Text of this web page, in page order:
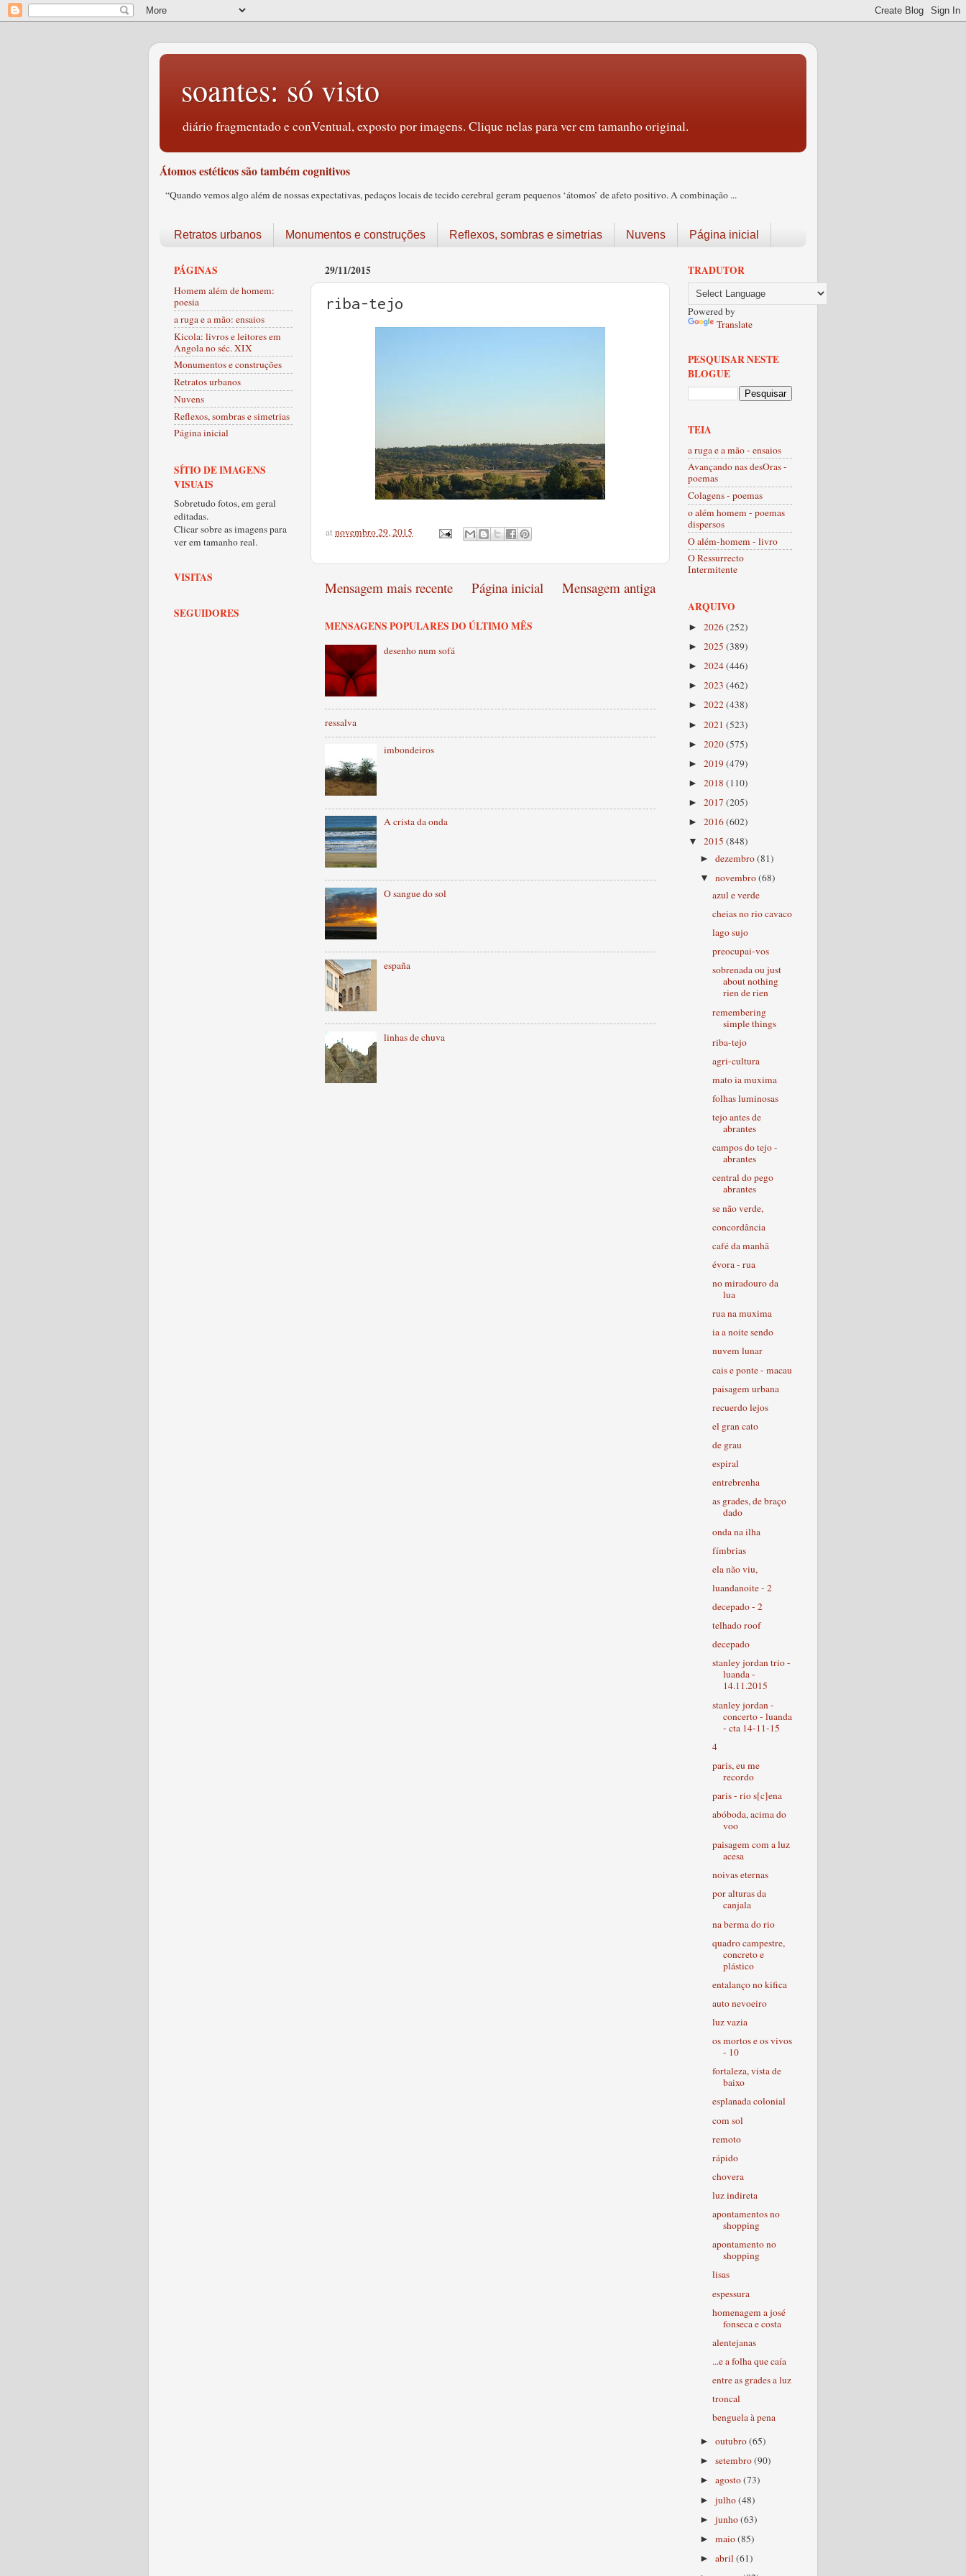
soantes: só visto
diário fragmentado e conVentual, exposto por imagens. Clique nelas para ver em tamanho original.
Átomos estéticos são também cognitivos
“Quando vemos algo além de nossas expectativas, pedaços locais de tecido cerebral geram pequenos ‘átomos’ de afeto positivo. A combinação ...
Retratos urbanos Monumentos e construções Reflexos, sombras e simetrias Nuvens Página inicial
29/11/2015
riba-tejo
atnovembro 29, 2015
Mensagem mais recente Mensagem antiga
Página inicial
MENSAGENS POPULARES DO ÚLTIMO MÊS
desenho num sofá
ressalva
imbondeiros
A crista da onda
O sangue do sol
españa
linhas de chuva
PÁGINAS
Homem além de homem:
poesia
a ruga e a mão: ensaios
Kicola: livros e leitores em
Angola no séc. XIX
Monumentos e construções
Retratos urbanos
Nuvens
Reflexos, sombras e simetrias
Página inicial
SÍTIO DE IMAGENS
VISUAIS
Sobretudo fotos, em geral
editadas.
Clicar sobre as imagens para
ver em tamanho real.
VISITAS
SEGUIDORES
TRADUTOR
Powered by
Translate
PESQUISAR NESTE
BLOGUE
TEIA
a ruga e a mão - ensaios
Avançando nas desOras -
poemas
Colagens - poemas
o além homem - poemas
dispersos
O além-homem - livro
O Ressurrecto
Intermitente
ARQUIVO
► 2026(252)
► 2025 (389)
► 2024(446)
► 2023 (462)
► 2022(438)
► 2021 (523)
► 2020(575)
► 2019(479)
► 2018 (110)
► 2017 (205)
► 2016(602)
▼ 2015 (848)
►dezembro(81)
▼novembro(68)
azul e verde
cheias no rio cavaco
lago sujo
preocupai-vos
sobrenada ou just
about nothing
rien de rien
remembering
simple things
riba-tejo
agri-cultura
mato ia muxima
folhas luminosas
tejo antes de
abrantes
campos do tejo -
abrantes
central do pego
abrantes
se não verde,
concordância
café da manhã
évora - rua
no miradouro da
lua
rua na muxima
ia a noite sendo
nuvem lunar
cais e ponte - macau
paisagem urbana
recuerdo lejos
el gran cato
de grau
espiral
entrebrenha
as grades, de braço
dado
onda na ilha
fímbrias
ela não viu,
luandanoite - 2
decepado - 2
telhado roof
decepado
stanley jordan trio -
luanda -
14.11.2015
stanley jordan -
concerto - luanda
- cta 14-11-15
4
paris, eu me
recordo
paris - rio s[c]ena
abóboda, acima do
voo
paisagem com a luz
acesa
noivas eternas
por alturas da
canjala
na berma do rio
quadro campestre,
concreto e
plástico
entalanço no kifica
auto nevoeiro
luz vazia
os mortos e os vivos
- 10
fortaleza, vista de
baixo
esplanada colonial
com sol
remoto
rápido
chovera
luz indireta
apontamentos no
shopping
apontamento no
shopping
lisas
espessura
homenagem a josé
fonseca e costa
alentejanas
...e a folha que caía
entre as grades a luz
troncal
benguela à pena
►outubro(65)
►setembro(90)
►agosto(73)
►julho(48)
►junho(63)
►maio(85)
►abril(61)